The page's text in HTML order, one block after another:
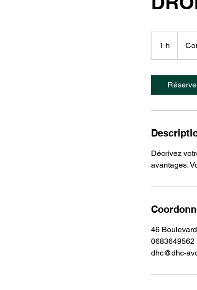
1 h
Décrivez
avantages.
46
0683649562
dhc@dhc-